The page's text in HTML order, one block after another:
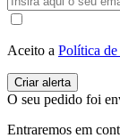
Aceito a Política
O seu pedido foi
Entraremos em